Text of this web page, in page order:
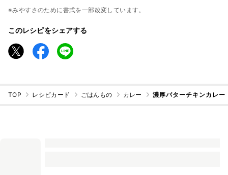
※みやすさのために書式を一部改変しています。
このレシピをシェアする
TOP レシピカード ごはんもの カレー 濃厚バターチキンカレー